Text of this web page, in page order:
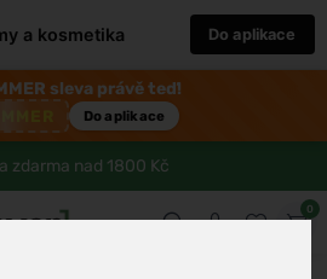
a kosmetika Do aplikace
sleva právě teď!
Do aplikace
zdarma nad 1800 Kč
0